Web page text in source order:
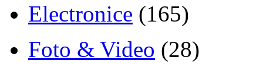
Electronice (165)
Foto & Video (28)